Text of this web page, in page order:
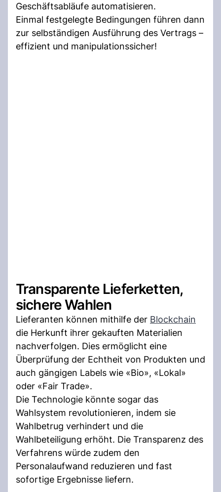
Geschäftsabläufe automatisieren.
Einmal festgelegte Bedingungen führen dann
zur selbständigen Ausführung des Vertrags –
effizient und manipulationssicher!
Transparente Lieferketten,
sichere Wahlen
Lieferanten können mithilfe der Blockchain
die Herkunft ihrer gekauften Materialien
nachverfolgen. Dies ermöglicht eine
Überprüfung der Echtheit von Produkten und
auch gängigen Labels wie «Bio», «Lokal»
oder «Fair Trade».
Die Technologie könnte sogar das
Wahlsystem revolutionieren, indem sie
Wahlbetrug verhindert und die
Wahlbeteiligung erhöht. Die Transparenz des
Verfahrens würde zudem den
Personalaufwand reduzieren und fast
sofortige Ergebnisse liefern.